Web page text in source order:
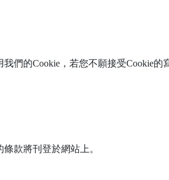
們的Cookie，若您不願接受Cookie
款將刊登於網站上。